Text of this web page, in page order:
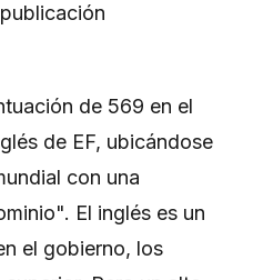
de 569 en el
de EF, ubicándose
con una
El inglés es un
el gobierno, los